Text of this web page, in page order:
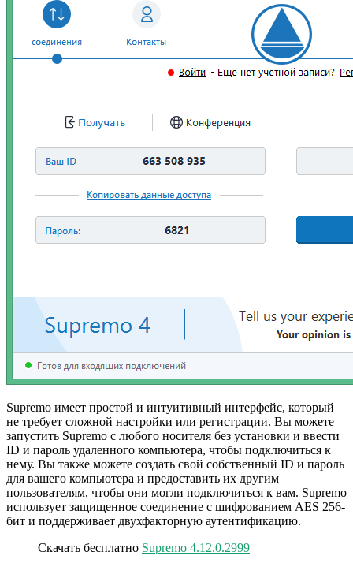
Supremo имеет простой и интуитивный интерфейс, который
не требует сложной настройки или регистрации. Вы можете
запустить Supremo с любого носителя без установки и ввести
ID и пароль удаленного компьютера, чтобы подключиться к
нему. Вы также можете создать свой собственный ID и пароль
для вашего компьютера и предоставить их другим
пользователям, чтобы они могли подключиться к вам. Supremo
использует защищенное соединение с шифрованием AES 256-
бит и поддерживает двухфакторную аутентификацию.
Скачать бесплатно Supremo 4.12.0.2999